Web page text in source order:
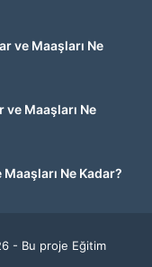
ve Maaşları Ne
ve Maaşları Ne
Ne Kadar?
- Bu proje Eğitim